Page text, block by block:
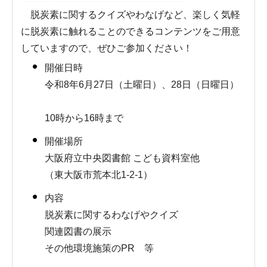
脱炭素に関するクイズやわなげなど、楽しく気軽
に脱炭素に触れることのできるコンテンツをご用意
していますので、ぜひご参加ください！
開催日時
令和8年6月27日（土曜日）、28日（日曜日）
10時から16時まで
開催場所
大阪府立中央図書館 こども資料室他
（東大阪市荒本北1-2-1）
内容
脱炭素に関するわなげやクイズ
関連図書の展示
その他環境施策のPR 等